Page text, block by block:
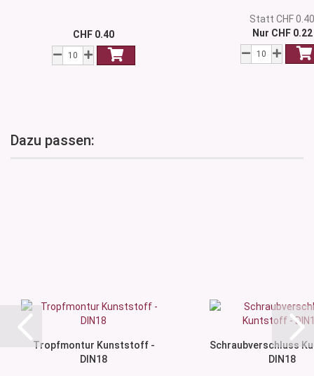
CHF 0.40
Statt CHF
Nur CHF 0.22
Dazu passen:
Tropfmontur Kunststoff -
DIN18
Schraubverschluss
DIN18